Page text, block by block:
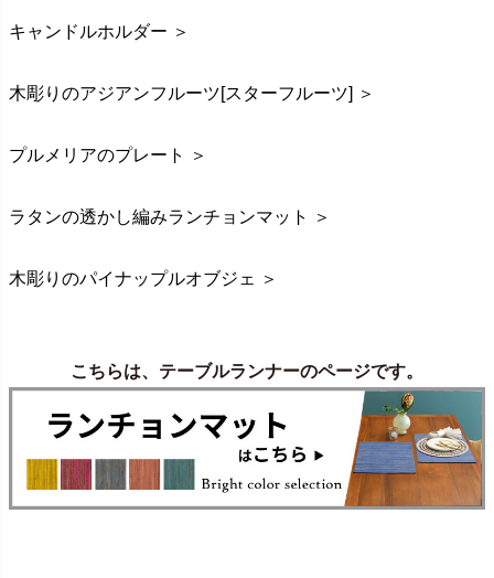
キャンドルホルダー ＞
木彫りのアジアンフルーツ[スターフルーツ] ＞
プルメリアのプレート ＞
ラタンの透かし編みランチョンマット ＞
木彫りのパイナップルオブジェ ＞
こちらは、テーブルランナーのページです。